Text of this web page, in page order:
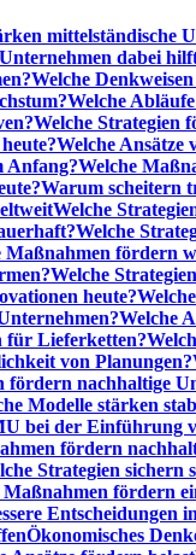
mittelständische
dabei
Welche
Welche
Welche Strategien
Welche Ansätze
Anfang?Welche
Warum scheitern
Welche
Welche
Maßnahmen fördern
Welche
heute?
Welche
für Lieferketten?
von Planungen?
fördern nachhaltige
Modelle stärken
bei der Einführung
fördern
Strategien
Maßnahmen fördern
Entscheidungen
Ökonomisches